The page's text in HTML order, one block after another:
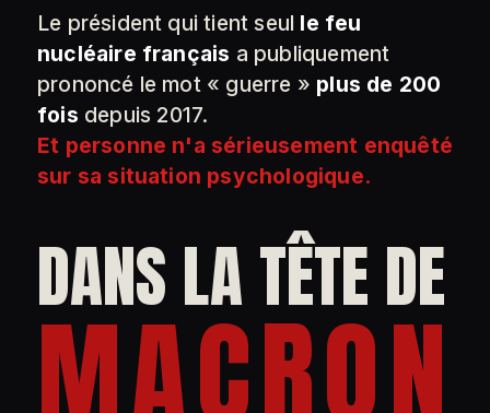
Le président qui tient seul le feu
nucléaire français a publiquement
prononcé le mot « guerre » plus de 200
fois depuis 2017.
Et personne n'a sérieusement enquêté
sur sa situation psychologique.
DANS LA TÊTE DE
MACRON